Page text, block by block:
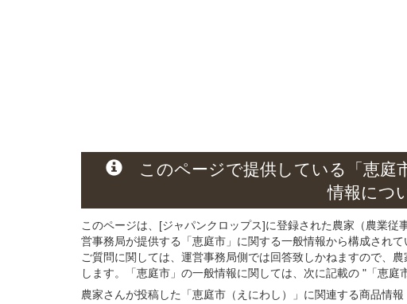
このページで提供している 「恵庭
情報につ
このページは、[ジャパンクロップス]に登録された農家（農業
営事務局が提供する「恵庭市」に関する一般情報から構成され
ご質問に関しては、運営事務局側では回答致しかねますので、
します。「恵庭市」の一般情報に関しては、次に記載の "「恵庭
農家さんが投稿した「恵庭市（えにわし）」 に関連する商品情報